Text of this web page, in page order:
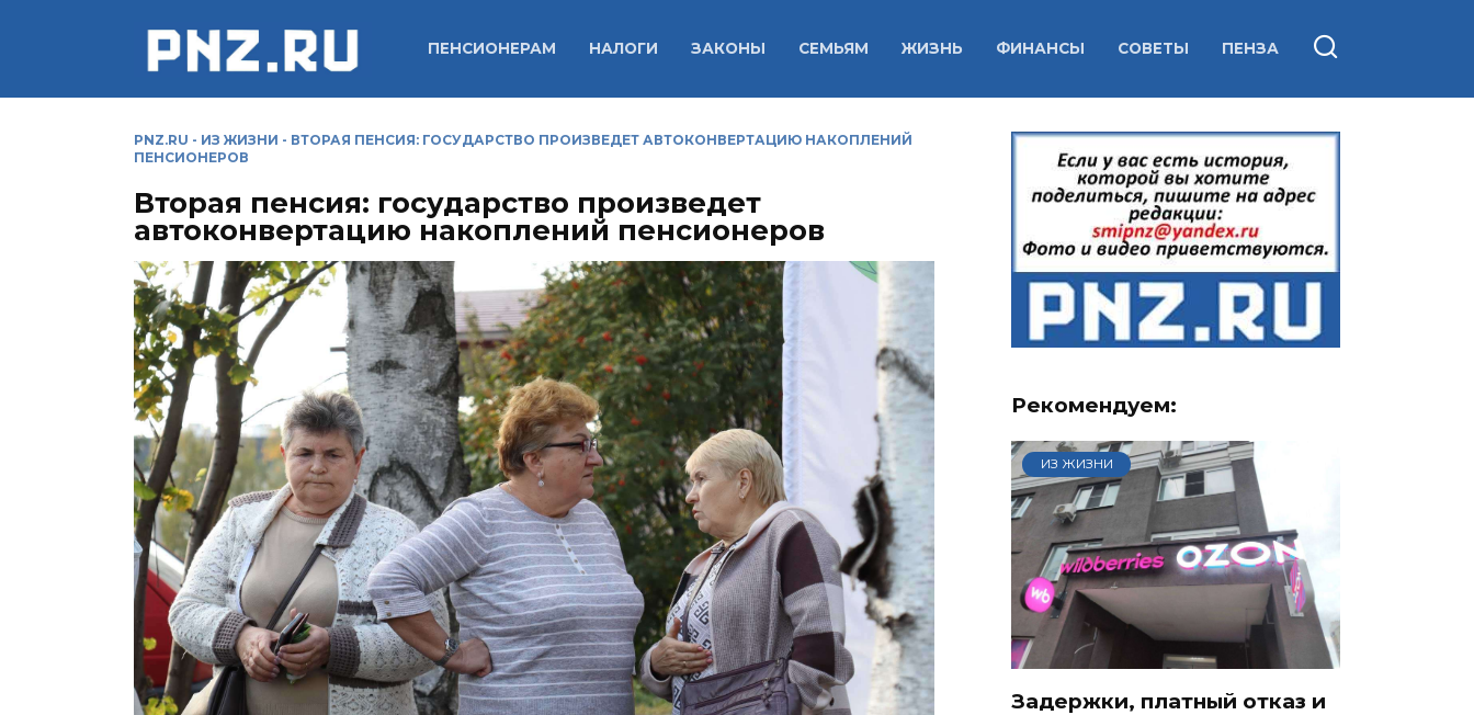
ПЕНСИОНЕРАМ НАЛОГИ ЗАКОНЫ СЕМЬЯМ ЖИЗНЬ ФИНАНСЫ СОВЕТЫ ПЕНЗА
PNZ.RU - ИЗ ЖИЗНИ - ВТОРАЯ ПЕНСИЯ: ГОСУДАРСТВО ПРОИЗВЕДЕТ АВТОКОНВЕРТАЦИЮ НАКОПЛЕНИЙ
ПЕНСИОНЕРОВ
Вторая пенсия: государство произведет
автоконвертацию накоплений пенсионеров
Рекомендуем:
ИЗ ЖИЗНИ
Задержки, платный отказ и